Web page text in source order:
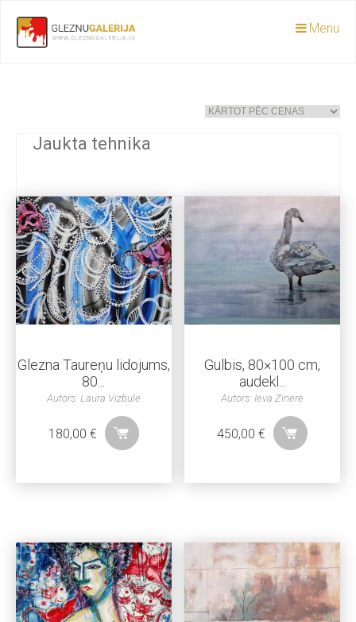
Menu
Jaukta tehnika
Glezna Taureņu lidojums,
80...
Autors: Laura Vizbule
180,00 €
Gulbis, 80×100 cm,
audekl...
Autors: Ieva Zinere
450,00€